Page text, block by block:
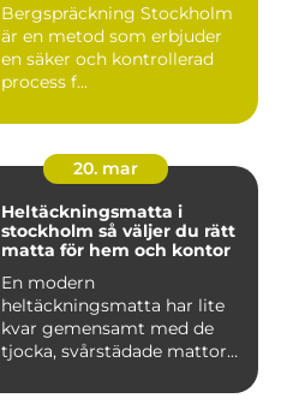
Bergspräckning Stockholm
är en metod som erbjuder
en säker och kontrollerad
process f...
20. mar
Heltäckningsmatta i
stockholm så väljer du rätt
matta för hem och kontor
En modern
heltäckningsmatta har lite
kvar gemensamt med de
tjocka, svårstädade mattor